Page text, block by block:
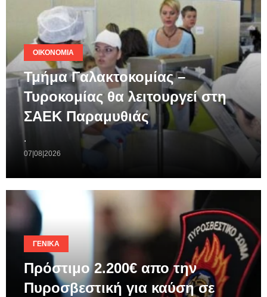
ΟΙΚΟΝΟΜΊΑ
Τμήμα Γαλακτοκομίας –
Τυροκομίας θα λειτουργεί στη
ΣΑΕΚ Παραμυθιάς
.
07|08|2026
ΓΕΝΙΚΆ
Πρόστιμο 2.200€ απο την
Πυροσβεστική για καύση σε